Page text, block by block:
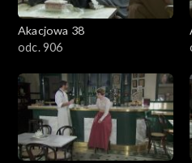
Akacjowa 38
odc. 906